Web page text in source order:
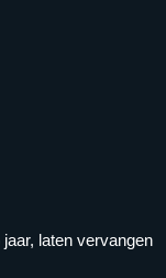
laten vervangen